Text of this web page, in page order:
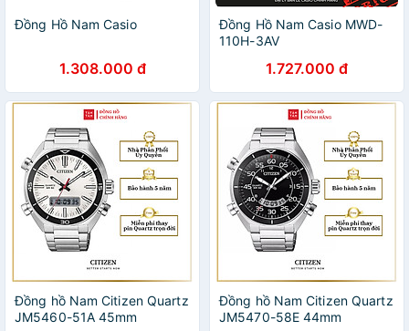
Đồng Hồ Nam Casio
1.308.000 đ
Đồng Hồ Nam Casio MWD-
110H-3AV
1.727.000 đ
Đồng hồ Nam Citizen Quartz
JM5460-51A 45mm
Đồng hồ Nam Citizen Quartz
JM5470-58E 44mm